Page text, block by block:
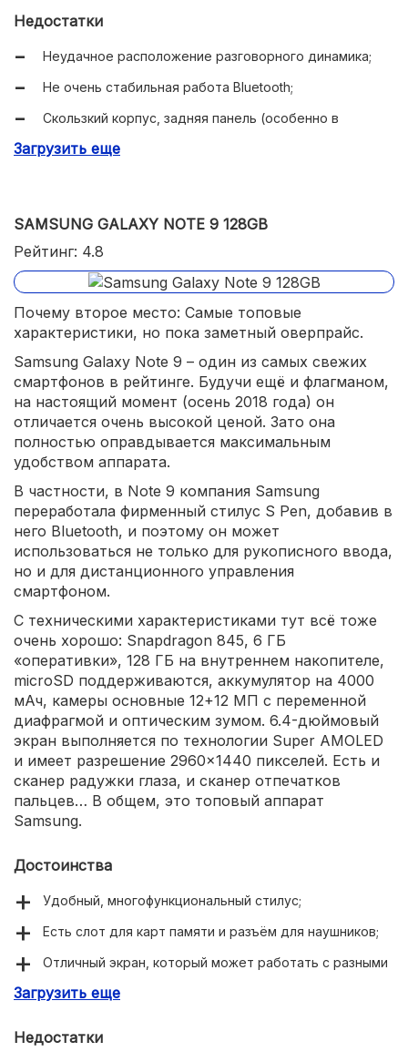
Недостатки
Неудачное расположение разговорного динамика;
Не очень стабильная работа Bluetooth;
Скользкий корпус, задняя панель (особенно в
Загрузить еще
SAMSUNG GALAXY NOTE 9 128GB
Рейтинг: 4.8
Почему второе место: Самые топовые
характеристики, но пока заметный оверпрайс.
Samsung Galaxy Note 9 – один из самых свежих
смартфонов в рейтинге. Будучи ещё и флагманом,
на настоящий момент (осень 2018 года) он
отличается очень высокой ценой. Зато она
полностью оправдывается максимальным
удобством аппарата.
В частности, в Note 9 компания Samsung
переработала фирменный стилус S Pen, добавив в
него Bluetooth, и поэтому он может
использоваться не только для рукописного ввода,
но и для дистанционного управления
смартфоном.
С техническими характеристиками тут всё тоже
очень хорошо: Snapdragon 845, 6 ГБ
«оперативки», 128 ГБ на внутреннем накопителе,
microSD поддерживаются, аккумулятор на 4000
мАч, камеры основные 12+12 МП с переменной
диафрагмой и оптическим зумом. 6.4-дюймовый
экран выполняется по технологии Super AMOLED
и имеет разрешение 2960×1440 пикселей. Есть и
сканер радужки глаза, и сканер отпечатков
пальцев… В общем, это топовый аппарат
Samsung.
Достоинства
Удобный, многофункциональный стилус;
Есть слот для карт памяти и разъём для наушников;
Отличный экран, который может работать с разными
Загрузить еще
Недостатки